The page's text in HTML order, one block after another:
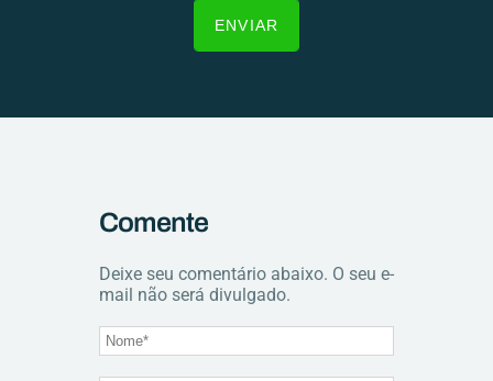
Comente
Deixe seu comentário abaixo. O seu e-
mail não será divulgado.